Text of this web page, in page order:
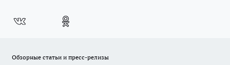
Обзорные статьи и пресс-релизы